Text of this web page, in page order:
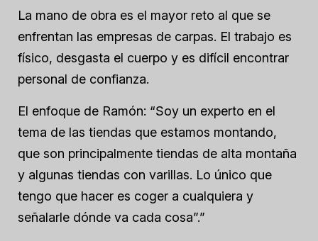
La mano de obra es el mayor reto al que se
enfrentan las empresas de carpas. El trabajo es
físico, desgasta el cuerpo y es difícil encontrar
personal de confianza.
El enfoque de Ramón: “Soy un experto en el
tema de las tiendas que estamos montando,
que son principalmente tiendas de alta montaña
y algunas tiendas con varillas. Lo único que
tengo que hacer es coger a cualquiera y
señalarle dónde va cada cosa”.”